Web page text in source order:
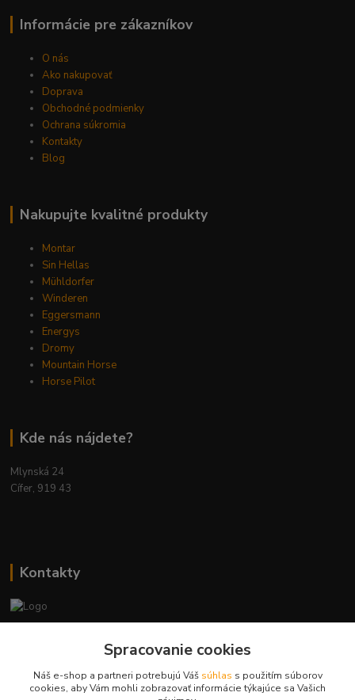
Informácie pre zákazníkov
O nás
Ako nakupovať
Doprava
Obchodné podmienky
Ochrana súkromia
Kontakty
Blog
Nakupujte kvalitné produkty
Montar
Sin Hellas
Mühldorfer
Winderen
Eggersmann
Energys
Dromy
Mountain Horse
Horse Pilot
Kde nás nájdete?
Mlynská 24
Cífer, 919 43
Kontakty
+421 944 394 715
info@krmivamirima.sk
Spracovanie cookies
Náš e-shop a partneri potrebujú Váš súhlas s použitím súborov
cookies, aby Vám mohli zobrazovať informácie týkajúce sa Vašich